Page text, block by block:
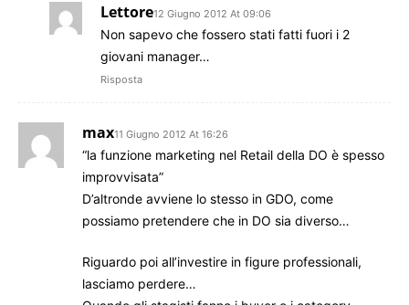
Lettore12 Giugno 2012 At 09:06
Non sapevo che fossero stati fatti fuori i 2
giovani manager…
Risposta
max11 Giugno 2012 At 16:26
“la funzione marketing nel Retail della DO è spesso
improvvisata”
D’altronde avviene lo stesso in GDO, come
possiamo pretendere che in DO sia diverso…
Riguardo poi all’investire in figure professionali,
lasciamo perdere…